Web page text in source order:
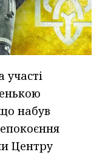
участі
набув
Центру